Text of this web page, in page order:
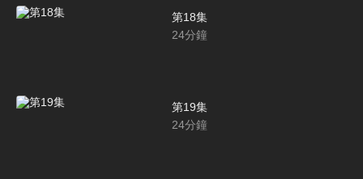
第18集
24分鐘
第19集
24分鐘